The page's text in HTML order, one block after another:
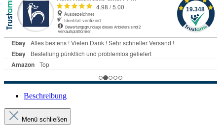
Beschreibung
Menü schließen